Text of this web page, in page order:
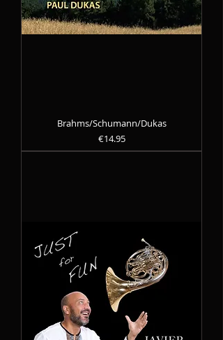
Brahms/Schumann/Dukas
Precio
€14.95